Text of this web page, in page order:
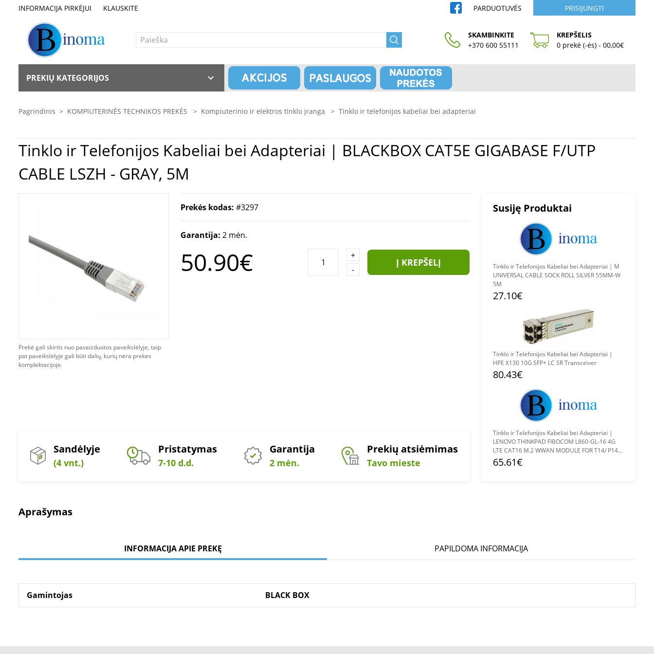
INFORMACIJA PIRKĖJUI KLAUSKITE PARDUOTUVĖS PRISIJUNGTI
SKAMBINKITE
+370 600 55111
KREPŠELIS
0 prekė (-ės) - 00,00€
PREKIŲ KATEGORIJOS
Pagrindinis > KOMPIUTERINĖS TECHNIKOS PREKĖS > Kompiuterinio ir elektros tinklo įranga > Tinklo ir telefonijos kabeliai bei adapteriai
Tinklo ir Telefonijos Kabeliai bei Adapteriai | BLACKBOX CAT5E GIGABASE F/UTP
CABLE LSZH - GRAY, 5M
Prekė gali skirtis nuo pavaizduotos paveikslėlyje, taip
pat paveikslėlyje gali būti dalių, kurių nėra prekės
komplektacijoje.
Prekės kodas: #3297
Garantija: 2 mėn.
50.90€
+
-
Į KREPŠELĮ
Sandėlyje
(4 vnt.)
Pristatymas
7-10 d.d.
Garantija
2 mėn.
Prekių atsiėmimas
Tavo mieste
Susiję Produktai
Tinklo ir Telefonijos Kabeliai bei Adapteriai | M
UNIVERSAL CABLE SOCK ROLL SILVER 55MM-W
5M
27.10€
Tinklo ir Telefonijos Kabeliai bei Adapteriai |
HPE X130 10G SFP+ LC SR Transceiver
80.43€
Tinklo ir Telefonijos Kabeliai bei Adapteriai |
LENOVO THINKPAD FIBOCOM L860-GL-16 4G
LTE CAT16 M.2 WWAN MODULE FOR T14/ P14S
GEN 4
65.61€
Aprašymas
INFORMACIJA APIE PREKĘ PAPILDOMA INFORMACIJA
Gamintojas BLACK BOX